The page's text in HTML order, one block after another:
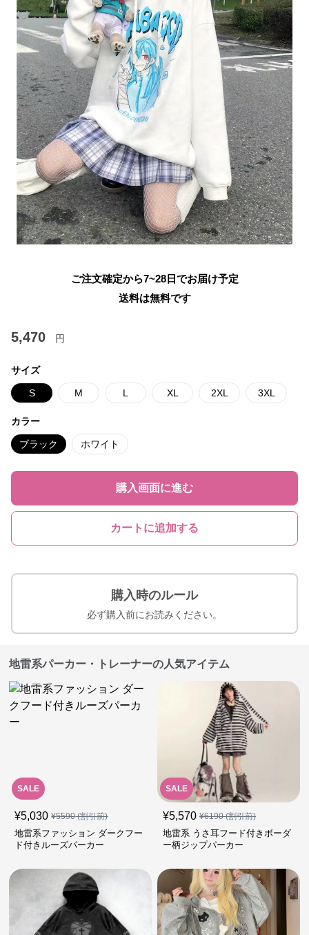
ご注文確定から7~28日でお届け予定
送料は無料です
5,470 円
サイズ
S M L XL 2XL 3XL
カラー
ブラック ホワイト
購入画面に進む
カートに追加する
購入時のルール
必ず購入前にお読みください。
地雷系パーカー・トレーナーの人気アイテム
SALE
¥5,030 ¥5590(割引前)
地雷系ファッション ダークフー
ド付きルーズパーカー
SALE
¥5,570 ¥6190(割引前)
地雷系 うさ耳フード付きボーダ
ー柄ジップパーカー